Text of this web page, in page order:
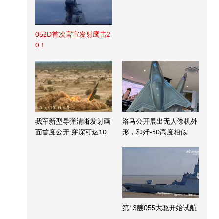
052D首次官宣发射鹰击2
0！
我军新型导弹清晰发射画
面首度公开 穿深可达10
洛马公开展出无人僚机外
形，和歼-50高度相似
第13艘055大驱开始试航